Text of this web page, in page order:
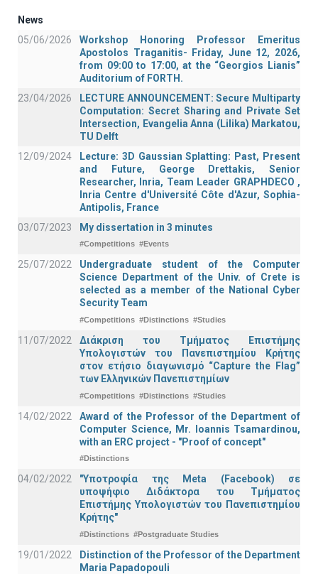
News
05/06/2026
Workshop Honoring Professor Emeritus
Apostolos Traganitis- Friday, June 12, 2026,
from 09:00 to 17:00, at the “Georgios Lianis”
Auditorium of FORTH.
23/04/2026
LECTURE ANNOUNCEMENT: Secure Multiparty
Computation: Secret Sharing and Private Set
Intersection, Evangelia Anna (Lilika) Markatou,
TU Delft
12/09/2024
Lecture: 3D Gaussian Splatting: Past, Present
and Future, George Drettakis, Senior
Researcher, Inria, Team Leader GRAPHDECO ,
Inria Centre d'Université Côte d'Azur, Sophia-
Antipolis, France
03/07/2023
My dissertation in 3 minutes
#Competitions #Events
25/07/2022
Undergraduate student of the Computer
Science Department of the Univ. of Crete is
selected as a member of the National Cyber
Security Team
#Competitions #Distinctions #Studies
11/07/2022
Διάκριση του Τμήματος Επιστήμης
Υπολογιστών του Πανεπιστημίου Κρήτης
στον ετήσιο διαγωνισμό “Capture the Flag”
των Ελληνικών Πανεπιστημίων
#Competitions #Distinctions #Studies
14/02/2022
Award of the Professor of the Department of
Computer Science, Mr. Ioannis Tsamardinou,
with an ERC project - "Proof of concept"
#Distinctions
04/02/2022
"Υποτροφία της Meta (Facebook) σε
υποψήφιο Διδάκτορα του Τμήματος
Επιστήμης Υπολογιστών του Πανεπιστημίου
Κρήτης"
#Distinctions #Postgraduate Studies
19/01/2022
Distinction of the Professor of the Department
Maria Papadopouli